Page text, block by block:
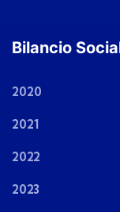
Bilancio
2020
2021
2022
2023